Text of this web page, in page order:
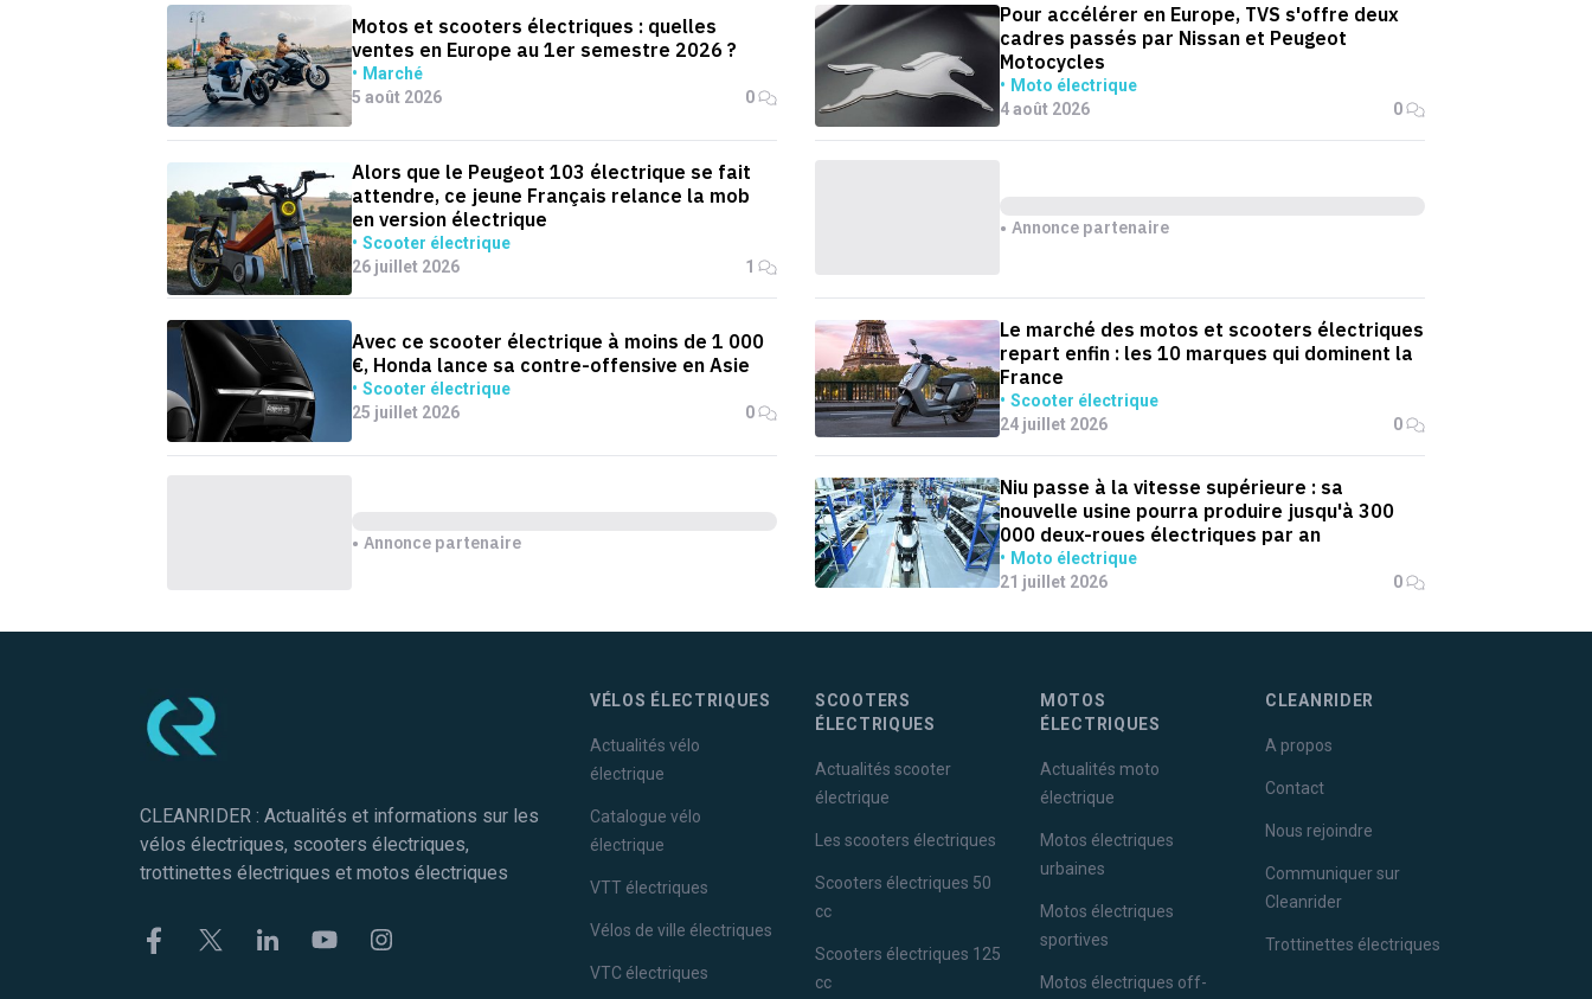
Motos et scooters électriques : quelles
ventes en Europe au 1er semestre 2026 ?
Marché
5 août 2026
0
Pour accélérer en Europe, TVS s'offre deux
cadres passés par Nissan et Peugeot
Motocycles
Moto électrique
4 août 2026
0
Alors que le Peugeot 103 électrique se fait
attendre, ce jeune Français relance la mob
en version électrique
Scooter électrique
26 juillet 2026
1
Annonce partenaire
Avec ce scooter électrique à moins de 1 000
€, Honda lance sa contre-offensive en Asie
Scooter électrique
25 juillet 2026
0
Le marché des motos et scooters électriques
repart enfin : les 10 marques qui dominent la
France
Scooter électrique
24 juillet 2026
0
Annonce partenaire
Niu passe à la vitesse supérieure : sa
nouvelle usine pourra produire jusqu'à 300
000 deux-roues électriques par an
Moto électrique
21 juillet 2026
0
CLEANRIDER : Actualités et informations sur les
vélos électriques, scooters électriques,
trottinettes électriques et motos électriques
FacebookTwitter LinkekinYoutubeInstagram
VÉLOS ÉLECTRIQUES
Actualités vélo
électrique
Catalogue vélo
électrique
VTT électriques
Vélos de ville électriques
VTC électriques
SCOOTERS
ÉLECTRIQUES
Actualités scooter
électrique
Les scooters électriques
Scooters électriques 50
cc
Scooters électriques 125
cc
MOTOS
ÉLECTRIQUES
Actualités moto
électrique
Motos électriques
urbaines
Motos électriques
sportives
Motos électriques off-
CLEANRIDER
A propos
Contact
Nous rejoindre
Communiquer sur
Cleanrider
Trottinettes électriques